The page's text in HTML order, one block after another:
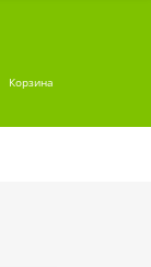
Корзина